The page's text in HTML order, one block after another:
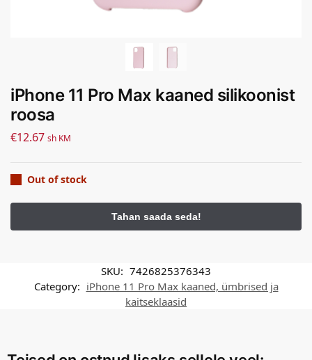
iPhone 11 Pro Max kaaned silikoonist
roosa
€12.67 sh KM
Out of stock
SKU: 7426825376343
Category: iPhone 11 Pro Max kaaned, ümbrised ja
kaitseklaasid